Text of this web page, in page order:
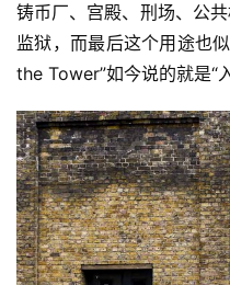
铸币厂、宫殿、刑场、公
监狱，而最后这个用途也
the Tower”如今说的就是“